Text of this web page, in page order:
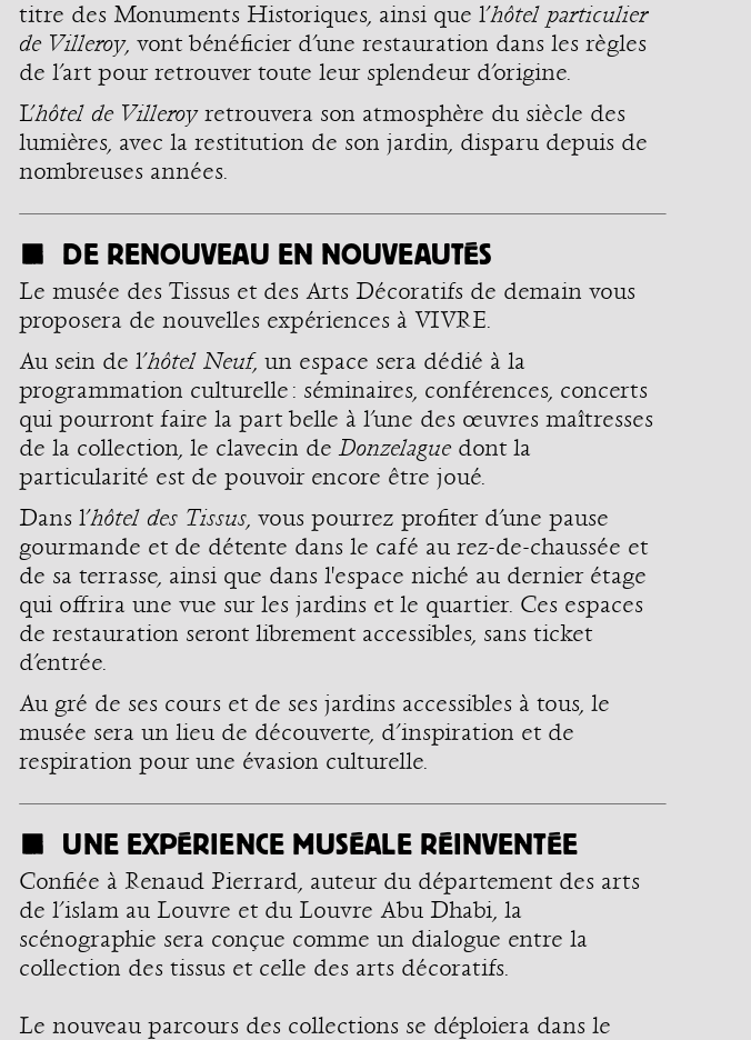
titre des Monuments Historiques, ainsi que l’hôtel particulier
de Villeroy, vont bénéficier d’une restauration dans les règles
de l’art pour retrouver toute leur splendeur d’origine.
L’hôtel de Villeroyretrouvera son atmosphère du siècle des
lumières, avec la restitution de son jardin, disparu depuis de
nombreuses années.
DE RENOUVEAU EN NOUVEAUTÉS
Le musée des Tissus et des Arts Décoratifs de demain vous
proposera de nouvelles expériences à VIVRE.
Au sein de l’hôtel Neuf, un espace sera dédié à la
programmation culturelle : séminaires, conférences, concerts
qui pourront faire la part belle à l’une des œuvres maîtresses
de la collection, le clavecin deDonzelaguedont la
particularité est de pouvoir encore être joué.
Dans l’hôtel des Tissus, vous pourrez profiter d’une pause
gourmande et de détente dans le café au rez-de-chaussée et
de sa terrasse, ainsi que dans l'espace niché au dernier étage
qui offrira une vue sur les jardins et le quartier. Ces espaces
de restauration seront librement accessibles, sans ticket
d’entrée.
Au gré de ses cours et de ses jardins accessibles à tous, le
musée sera un lieu de découverte, d’inspiration et de
respiration pour une évasion culturelle.
UNE EXPÉRIENCE MUSÉALE RÉINVENTÉE
Confiée à Renaud Pierrard, auteur du département des arts
de l’islam au Louvre et du Louvre Abu Dhabi, la
scénographie sera conçue comme un dialogue entre la
collection des tissus et celle des arts décoratifs.
Le nouveau parcours des collections se déploiera dans le